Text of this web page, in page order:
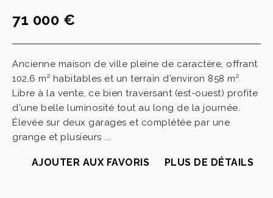
71 000 €
Ancienne maison de ville pleine de caractère, offrant
102,6 m² habitables et un terrain d'environ 858 m².
Libre à la vente, ce bien traversant (est-ouest) profite
d'une belle luminosité tout au long de la journée.
Élevée sur deux garages et complétée par une
grange et plusieurs ...
AJOUTER AUX FAVORIS PLUS DE DÉTAILS